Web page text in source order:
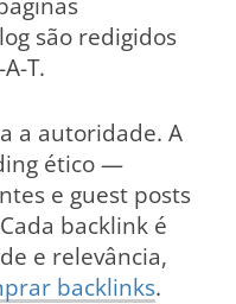
são redigidos
T.
a autoridade. A
ético —
e guest posts
backlink é
e relevância,
backlinks.